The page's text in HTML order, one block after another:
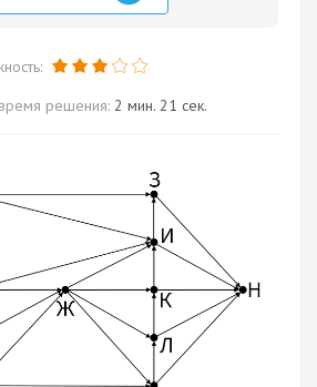
решения: 2 мин. 21 сек.